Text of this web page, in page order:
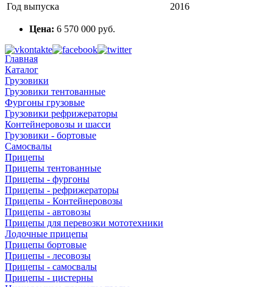
Год выпуска
2016
Цена: 6 570 000 руб.
Главная
Каталог
Грузовики
Грузовики тентованные
Фургоны грузовые
Грузовики рефрижераторы
Контейнеровозы и шасси
Грузовики - бортовые
Самосвалы
Прицепы
Прицепы тентованные
Прицепы - фургоны
Прицепы - рефрижераторы
Прицепы - Контейнеровозы
Прицепы - автовозы
Прицепы для перевозки мототехники
Лодочные прицепы
Прицепы бортовые
Прицепы - лесовозы
Прицепы - самосвалы
Прицепы - цистерны